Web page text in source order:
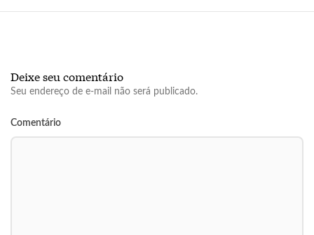
Deixe seu comentário
Seu endereço de e-mail não será publicado.
Comentário